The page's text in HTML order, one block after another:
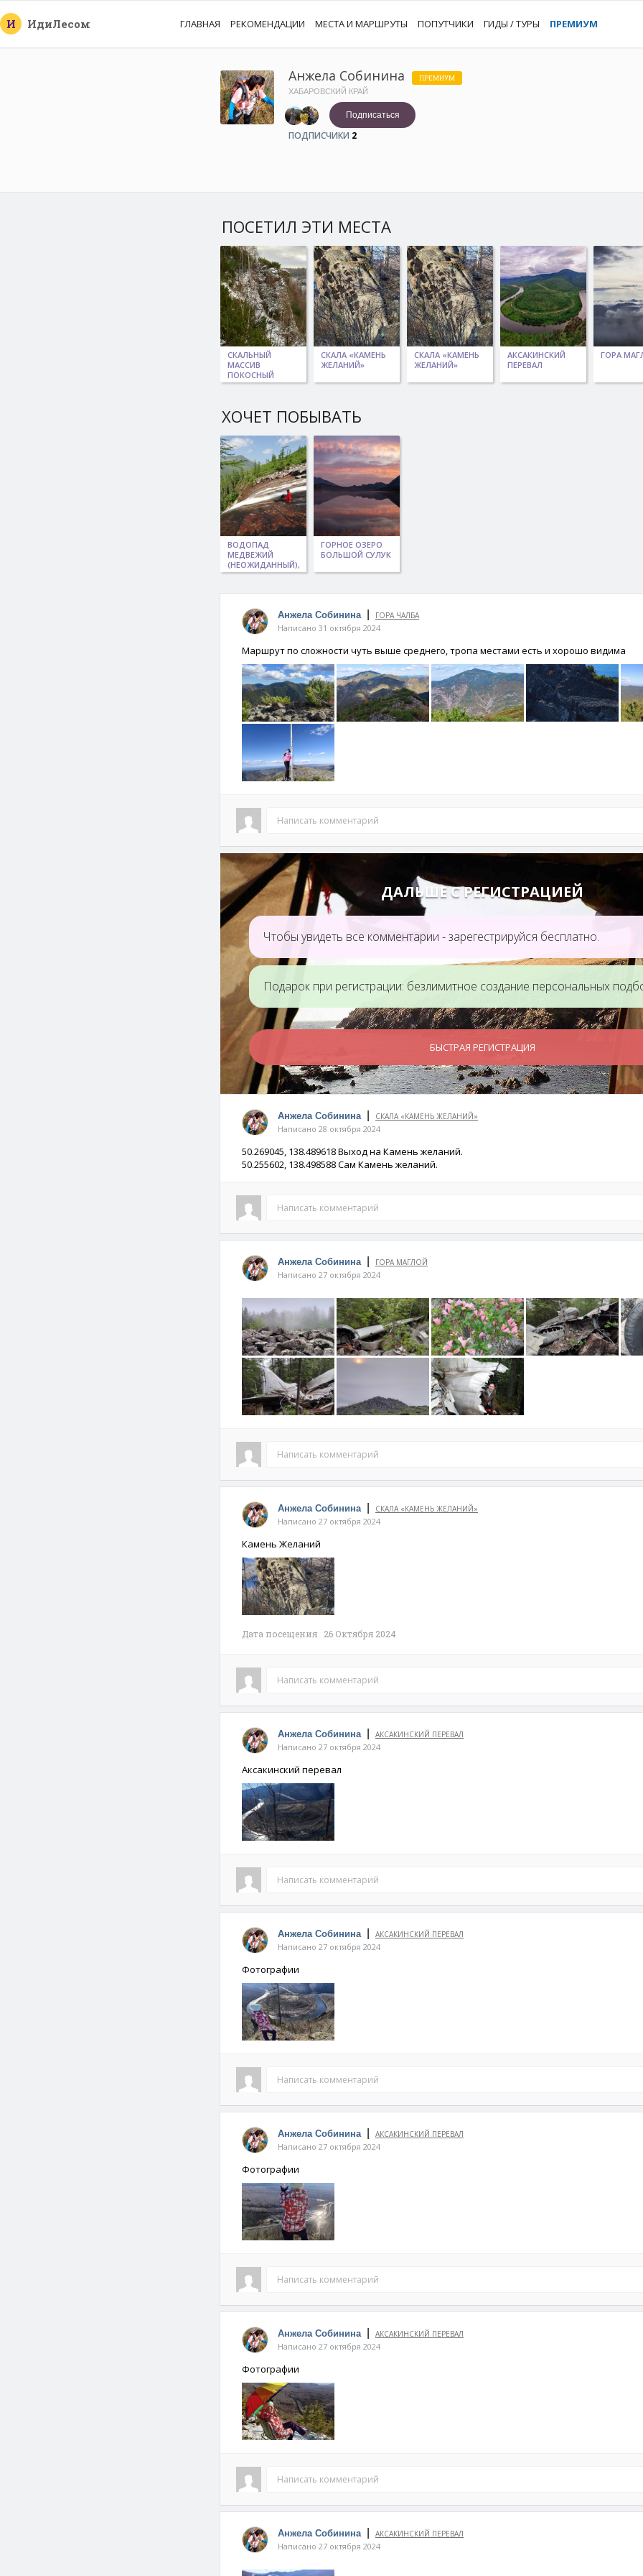
И ИдиЛесом ГЛАВНАЯ РЕКОМЕНДАЦИИ МЕСТА И МАРШРУТЫ ПОПУТЧИКИ ГИДЫ / ТУРЫ ПРЕМИУМ
Анжела Собинина ПРЕМИУМ
ХАБАРОВСКИЙ КРАЙ
Подписаться
ПОДПИСЧИКИ 2
ПОСЕТИЛ ЭТИ МЕСТА
СКАЛЬНЫЙ
МАССИВ
ПОКОСНЫЙ
СКАЛА «КАМЕНЬ
ЖЕЛАНИЙ»
СКАЛА «КАМЕНЬ
ЖЕЛАНИЙ»
АКСАКИНСКИЙ
ПЕРЕВАЛ
ГОРА
ХОЧЕТ ПОБЫВАТЬ
ВОДОПАД
МЕДВЕЖИЙ
(НЕОЖИДАННЫЙ),
ДУССЕ-АЛИНЬ
ГОРНОЕ ОЗЕРО
БОЛЬШОЙ СУЛУК
Анжела Собинина ГОРА ЧАЛБА
Написано 31 октября 2024
Маршрут по сложности чуть выше среднего, тропа местами есть и хорошо видима
Написать комментарий
ДАЛЬШЕ С РЕГИСТРАЦИЕЙ
Чтобы увидеть все комментарии - зарегестрируйся бесплатно.
Подарок при регистрации: безлимитное создание персональных
БЫСТРАЯ РЕГИСТРАЦИЯ
Анжела Собинина СКАЛА «КАМЕНЬ ЖЕЛАНИЙ»
Написано 28 октября 2024
50.269045, 138.489618 Выход на Камень желаний.
50.255602, 138.498588 Сам Камень желаний.
Написать комментарий
Анжела Собинина ГОРА МАГЛОЙ
Написано 27 октября 2024
Написать комментарий
Анжела Собинина СКАЛА «КАМЕНЬ ЖЕЛАНИЙ»
Написано 27 октября 2024
Камень Желаний
Дата посещения 26 Октября 2024
Написать комментарий
Анжела Собинина АКСАКИНСКИЙ ПЕРЕВАЛ
Написано 27 октября 2024
Аксакинский перевал
Написать комментарий
Анжела Собинина АКСАКИНСКИЙ ПЕРЕВАЛ
Написано 27 октября 2024
Фотографии
Написать комментарий
Анжела Собинина АКСАКИНСКИЙ ПЕРЕВАЛ
Написано 27 октября 2024
Фотографии
Написать комментарий
Анжела Собинина АКСАКИНСКИЙ ПЕРЕВАЛ
Написано 27 октября 2024
Фотографии
Написать комментарий
Анжела Собинина АКСАКИНСКИЙ ПЕРЕВАЛ
Написано 27 октября 2024